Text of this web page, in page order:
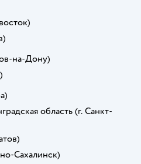
на-Дону)
область (г. Санкт-
Сахалинск)